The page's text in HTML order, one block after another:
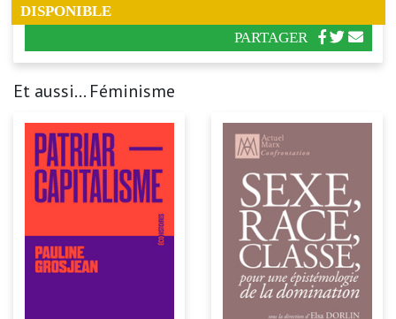
DISPONIBLE
PARTAGER
Et aussi... Féminisme